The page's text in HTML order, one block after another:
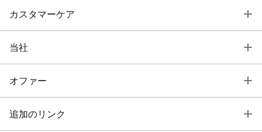
カスタマーケア
当社
オファー
追加のリンク